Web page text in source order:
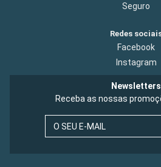
Seguro
Redes
Facebook
Instagram
Newsletters
Receba as nossas
O SEU E-MAIL